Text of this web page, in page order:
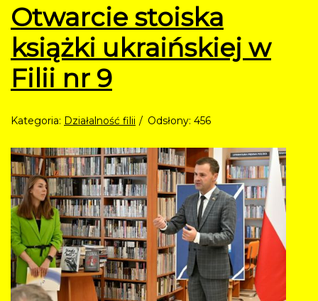
Otwarcie stoiska
książki ukraińskiej w
Filii nr 9
Kategoria: Działalność filii Odsłony: 456